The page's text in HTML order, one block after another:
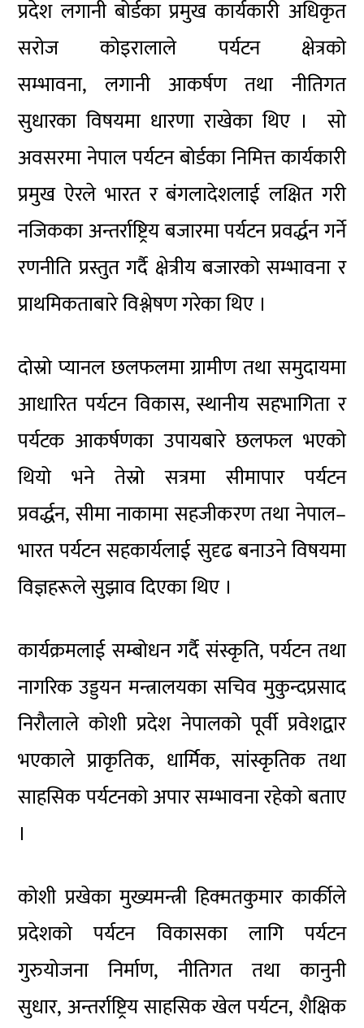
प्रदेश लगानी बोर्डका प्रमुख कार्यकारी अधिकृत
सरोज कोइरालाले पर्यटन क्षेत्रको
सम्भावना, लगानी आकर्षण तथा नीतिगत
सुधारका विषयमा धारणा राखेका थिए । सो
अवसरमा नेपाल पर्यटन बोर्डका निमित्त कार्यकारी
प्रमुख ऐरले भारत र बंगलादेशलाई लक्षित गरी
नजिकका अन्तर्राष्ट्रिय बजारमा पर्यटन प्रवर्द्धन गर्ने
रणनीति प्रस्तुत गर्दै क्षेत्रीय बजारको सम्भावना र
प्राथमिकताबारे विश्लेषण गरेका थिए ।
दोस्रो प्यानल छलफलमा ग्रामीण तथा समुदायमा
आधारित पर्यटन विकास, स्थानीय सहभागिता र
पर्यटक आकर्षणका उपायबारे छलफल भएको
थियो भने तेस्रो सत्रमा सीमापार पर्यटन
प्रवर्द्धन, सीमा नाकामा सहजीकरण तथा नेपाल–
भारत पर्यटन सहकार्यलाई सुदृढ बनाउने विषयमा
विज्ञहरूले सुझाव दिएका थिए ।
कार्यक्रमलाई सम्बोधन गर्दै संस्कृति, पर्यटन तथा
नागरिक उड्डयन मन्त्रालयका सचिव मुकुन्दप्रसाद
निरौलाले कोशी प्रदेश नेपालको पूर्वी प्रवेशद्वार
भएकाले प्राकृतिक, धार्मिक, सांस्कृतिक तथा
साहसिक पर्यटनको अपार सम्भावना रहेको बताए
।
कोशी प्रखेका मुख्यमन्त्री हिक्मतकुमार कार्कीले
प्रदेशको पर्यटन विकासका लागि पर्यटन
गुरुयोजना निर्माण, नीतिगत तथा कानुनी
सुधार, अन्तर्राष्ट्रिय साहसिक खेल पर्यटन, शैक्षिक